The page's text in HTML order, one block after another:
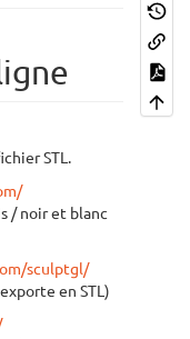
STL.
/ noir et blanc
sculptgl/
en STL)